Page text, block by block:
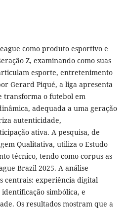
como produto esportivo e
Z, examinando como suas
esporte, entretenimento
Gerard Piqué, a liga apresenta
transforma o futebol em
adequada a uma geração
autenticidade,
ativa. A pesquisa, de
Qualitativa, utiliza o Estudo
técnico, tendo como corpus as
Brazil 2025. A análise
centrais: experiência digital
simbólica, e
Os resultados mostram que a